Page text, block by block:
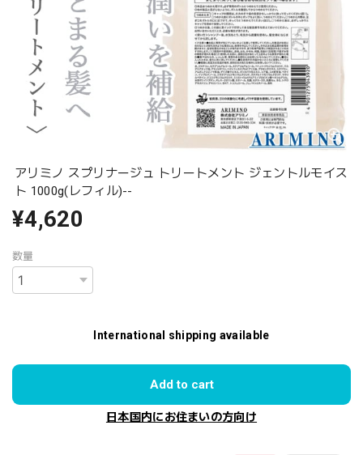
アリミノ スプリナージュ トリートメント ジェントルモイス
ト 1000g(レフィル)--
¥4,620
数量
International shipping available
Add to cart
日本国内にお住まいの方向け